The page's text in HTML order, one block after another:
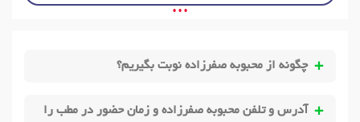
• • •
چگونه از محبوبه صفرزاده نوبت بگیریم؟
آدرس و تلفن محبوبه صفرزاده و زمان حضور در مطب را